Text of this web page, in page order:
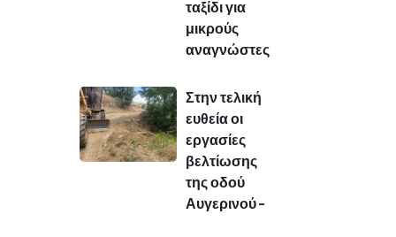
ταξίδι για
μικρούς
αναγνώστες
Στην τελική
ευθεία οι
εργασίες
βελτίωσης
της οδού
Αυγερινού –